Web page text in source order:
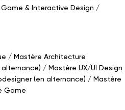
Game & Interactive Design
Mastère Architecture
alternance)
Mastère UX/UI Design
(en alternance)
Mastère
Game